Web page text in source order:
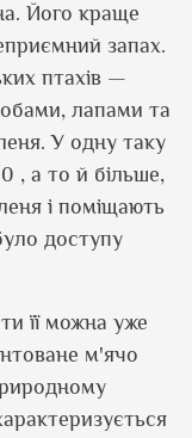
Його краще
запах.
птахів —
лапами та
У одну таку
, а то й більше,
і поміщають
доступу
її можна уже
м'ячо